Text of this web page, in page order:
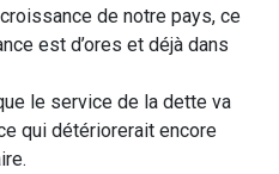
de notre pays, ce
est d’ores et déjà dans
le service de la dette va
qui détériorerait encore